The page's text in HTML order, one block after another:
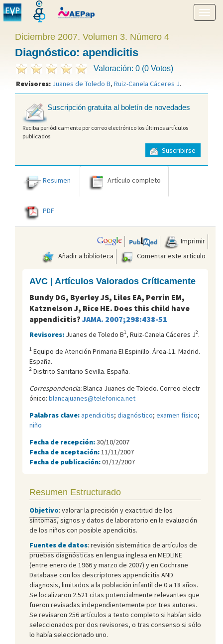
menú
Diciembre 2007. Volumen 3. Número 4
Diagnóstico: apendicitis
Valoración: 0 (0 Votos)
Revisores: Juanes de Toledo B, Ruiz-Canela Cáceres J.
Suscripción gratuita al boletín de novedades
Reciba periódicamente por correo electrónico los últimos artículos
publicados
Suscribirse
Resumen Artículo completo
PDF
Imprimir
Añadir a biblioteca
Comentar este artículo
AVC | Artículos Valorados Críticamente
Bundy DG, Byerley JS, Liles EA, Perrin EM,
Katznelson J, Rice HE. Does this child have
appendicitis? JAMA. 2007;298:438-51
Revisores: Juanes de Toledo B1, Ruiz-Canela Cáceres J2.
1 Equipo de Atención Primaria El Espinillo. Área-11. Madrid.
España.
2 Distrito Sanitario Sevilla. España.
Correspondencia:Blanca Juanes de Toledo. Correo electr
ónico: blancajuanes@telefonica.net
Palabras clave:apendicitis; diagnóstico; examen físico;
niño
Fecha de recepción:30/10/2007
Fecha de aceptación: 11/11/2007
Fecha de publicación:01/12/2007
Resumen Estructurado
Objetivo: valorar la precisión y exactitud de los
síntomas, signos y datos de laboratorio en la evaluación
de los niños con posible apendicitis.
Fuentes de datos: revisión sistemática de artículos de
pruebas diagnósticas en lengua inglesa en MEDLINE
(entre enero de 1966 y marzo de 2007) y en Cochrane
Database con los descriptores appendicitis AND
diagnosis, limitados a la población infantil de 0 a 18 años.
Se localizaron 2.521 citas potencialmente relevantes que
fueron revisadas independientemente por tres autores.
Se revisaron 256 artículos a texto completo si habían sido
seleccionados por dos revisores, o tras consenso si sólo
lo había seleccionado uno.